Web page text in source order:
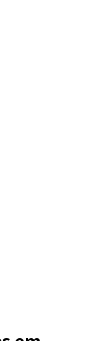
à
ter
ou